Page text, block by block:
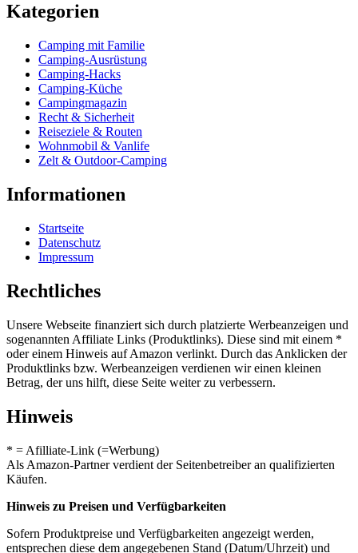
Kategorien
Camping mit Familie
Camping-Ausrüstung
Camping-Hacks
Camping-Küche
Campingmagazin
Recht & Sicherheit
Reiseziele & Routen
Wohnmobil & Vanlife
Zelt & Outdoor-Camping
Informationen
Startseite
Datenschutz
Impressum
Rechtliches
Unsere Webseite finanziert sich durch platzierte Werbeanzeigen und
sogenannten Affiliate Links (Produktlinks). Diese sind mit einem *
oder einem Hinweis auf Amazon verlinkt. Durch das Anklicken der
Produktlinks bzw. Werbeanzeigen verdienen wir einen kleinen
Betrag, der uns hilft, diese Seite weiter zu verbessern.
Hinweis
* = Afilliate-Link (=Werbung)
Als Amazon-Partner verdient der Seitenbetreiber an qualifizierten
Käufen.
Hinweis zu Preisen und Verfügbarkeiten
Sofern Produktpreise und Verfügbarkeiten angezeigt werden,
entsprechen diese dem angegebenen Stand (Datum/Uhrzeit) und